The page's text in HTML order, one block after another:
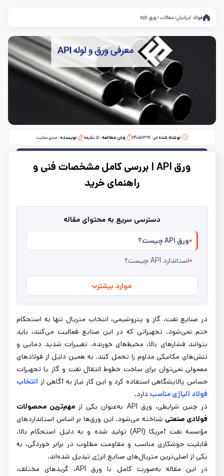
فولاد ایرانیان مقالات ورق api
نوشته شده در: ۱۴۰۵/۳/۹ زمان مطالعه:‌ ۵ دقیقه نویسنده: مدیر سایت
ورق API | بررسی کامل مشخصات فنی و
راهنمای خرید
دسترسی سریع به محتوای مقاله
ورق API چیست؟
استاندارد API چیست؟
موارد بیشتر
در صنایع نفت، گاز و پتروشیمی، انتخاب متریال تنها به استحکام
ختم نمی‌شود. تجهیزاتی که در این صنایع فعالیت می‌کنند، باید
بتوانند فشارهای بالا، محیط‌های خورنده، تغییرات شدید دمایی و
تنش‌های مکانیکی مداوم را تحمل کنند. به همین دلیل از فولادهای
معمولی نمی‌توان برای ساخت خطوط انتقال نفت و گاز یا تجهیزات
حساس پالایشگاهی استفاده کرد و این کار نیاز به آگاهی از انتخاب
فولاد آلیاژی مناسب دارد.
در چنین شرایطی، ورق API به‌عنوان یکی از
مهم‌ترین محصولات
فولادی صنعتی شناخته می‌شود. این ورق‌ها بر اساس استانداردهای
مؤسسه نفت آمریکا (API) تولید شده و به دلیل استحکام بالا،
قابلیت جوشکاری مناسب و مقاومت مطلوب در برابر خوردگی، به
یکی از اصلی‌ترین متریال‌های صنایع انرژی تبدیل شده‌اند.
در این مقاله به‌صورت کامل با ورق API، گریدهای مختلف،